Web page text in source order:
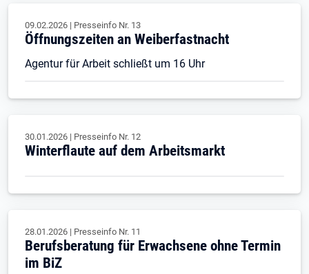
09.02.2026 | Presseinfo Nr. 13
Öffnungszeiten an Weiberfastnacht
Agentur für Arbeit schließt um 16 Uhr
30.01.2026 | Presseinfo Nr. 12
Winterflaute auf dem Arbeitsmarkt
28.01.2026 | Presseinfo Nr. 11
Berufsberatung für Erwachsene ohne Termin
im BiZ